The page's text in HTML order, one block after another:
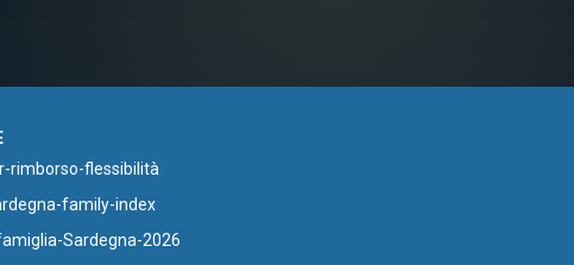
rimborso-flessibilità
family-index
Sardegna-2026